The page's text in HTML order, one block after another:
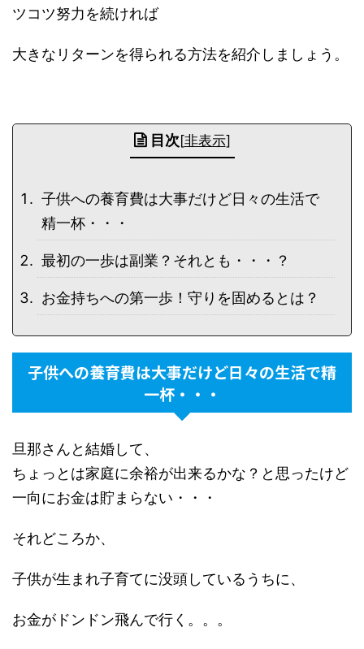
ツコツ努力を続ければ
大きなリターンを得られる方法を紹介しましょう。
目次[非表示]
子供への養育費は大事だけど日々の生活で
精一杯・・・
最初の一歩は副業？それとも・・・？
お金持ちへの第一歩！守りを固めるとは？
子供への養育費は大事だけど日々の生活で精
一杯・・・
旦那さんと結婚して、
ちょっとは家庭に余裕が出来るかな？と思ったけど
一向にお金は貯まらない・・・
それどころか、
子供が生まれ子育てに没頭しているうちに、
お金がドンドン飛んで行く。。。